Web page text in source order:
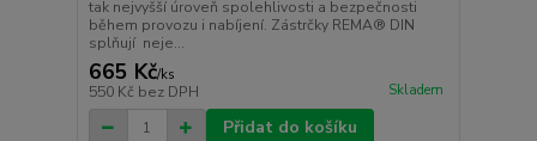
tak nejvyšší úroveň spolehlivosti a bezpečnosti
během provozu i nabíjení. Zástrčky REMA® DIN
splňují neje...
665 Kč/ks
550 Kč bez DPH Skladem
Přidat do košíku